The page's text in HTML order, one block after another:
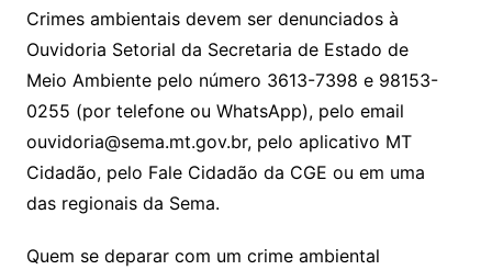
Crimes ambientais devem ser denunciados à
Ouvidoria Setorial da Secretaria de Estado de
Meio Ambiente pelo número 3613-7398 e 98153-
0255 (por telefone ou WhatsApp), pelo email
ouvidoria@sema.mt.gov.br, pelo aplicativo MT
Cidadão, pelo Fale Cidadão da CGE ou em uma
das regionais da Sema.
Quem se deparar com um crime ambiental